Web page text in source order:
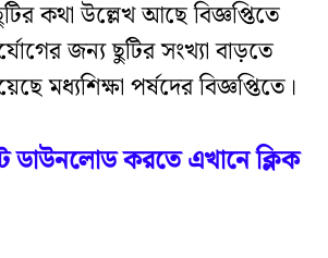
কথা উল্লেখ আছে বিজ্ঞপ্তিতে
জন্য ছুটির সংখ্যা বাড়তে
মধ্যশিক্ষা পর্ষদের বিজ্ঞপ্তিতে।
ডাউনলোড করতে এখানে ক্লিক